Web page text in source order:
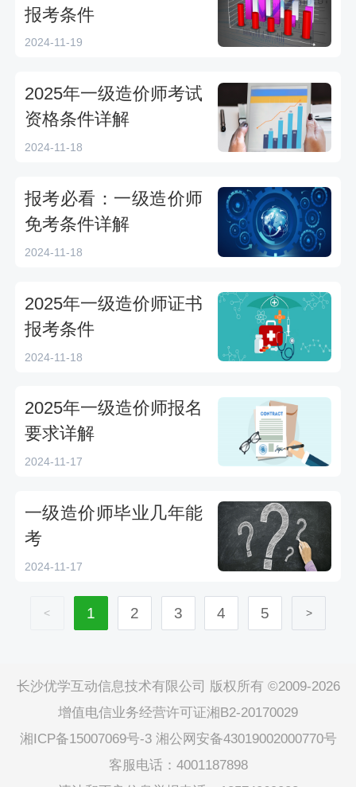
报考条件
2024-11-19
2025年一级造价师考试
资格条件详解
2024-11-18
报考必看：一级造价师
免考条件详解
2024-11-18
2025年一级造价师证书
报考条件
2024-11-18
2025年一级造价师报名
要求详解
2024-11-17
一级造价师毕业几年能
考
2024-11-17
< 1 2 3 4 5 >
长沙优学互动信息技术有限公司 版权所有 ©2009-2026
增值电信业务经营许可证湘B2-20170029
湘ICP备15007069号-3 湘公网安备43019002000770号
客服电话：4001187898